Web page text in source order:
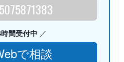
間受付中
で相談